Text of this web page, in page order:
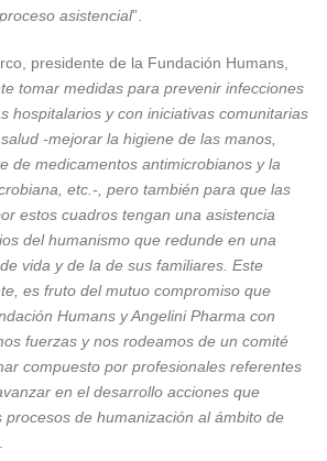
asistencial”.
presidente de la Fundación Humans,
tomar medidas para prevenir infecciones
hospitalarios y con iniciativas comunitarias
-mejorar la higiene de las manos,
de medicamentos antimicrobianos y la
etc.-, pero también para que las
estos cuadros tengan una asistencia
del humanismo que redunde en una
vida y de la de sus familiares. Este
es fruto del mutuo compromiso que
Humans y Angelini Pharma con
fuerzas y nos rodeamos de un comité
compuesto por profesionales referentes
en el desarrollo acciones que
de humanización al ámbito de